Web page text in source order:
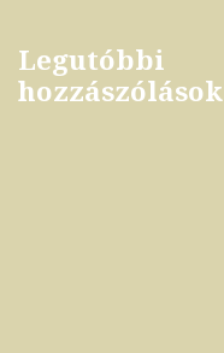
Legutóbbi
hozzászólások